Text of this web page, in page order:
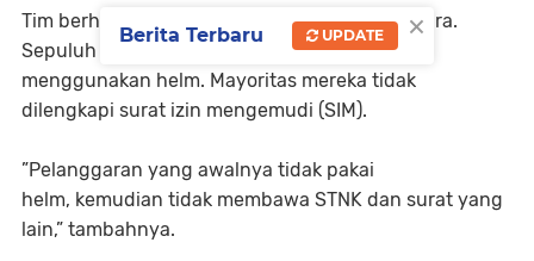
Tim berhasil menemukan sekitar 40 pengendara.
Sepuluh di antaranya adalah siswa yang tidak
menggunakan helm. Mayoritas mereka tidak
dilengkapi surat izin mengemudi (SIM).
”Pelanggaran yang awalnya tidak pakai
helm, kemudian tidak membawa STNK dan surat yang
lain,” tambahnya.
×
Berita Terbaru UPDATE